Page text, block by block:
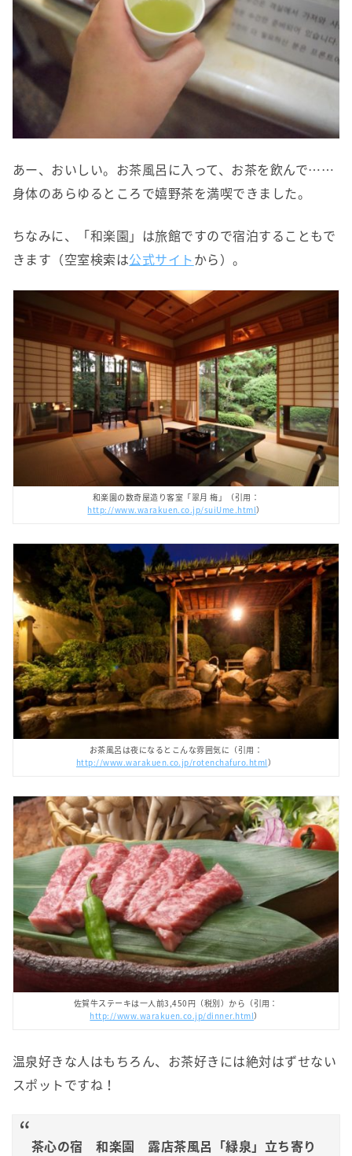
あー、おいしい。お茶風呂に入って、お茶を飲んで……
身体のあらゆるところで嬉野茶を満喫できました。
ちなみに、「和楽園」は旅館ですので宿泊することもで
きます（空室検索は公式サイトから）。
和楽園の数奇屋造り客室「翠月 梅」（引用：
http://www.warakuen.co.jp/suiUme.html）
お茶風呂は夜になるとこんな雰囲気に（引用：
http://www.warakuen.co.jp/rotenchafuro.html）
佐賀牛ステーキは一人前3,450円（税別）から（引用：
http://www.warakuen.co.jp/dinner.html）
温泉好きな人はもちろん、お茶好きには絶対はずせない
スポットですね！
茶心の宿 和楽園 露店茶風呂「緑泉」立ち寄り